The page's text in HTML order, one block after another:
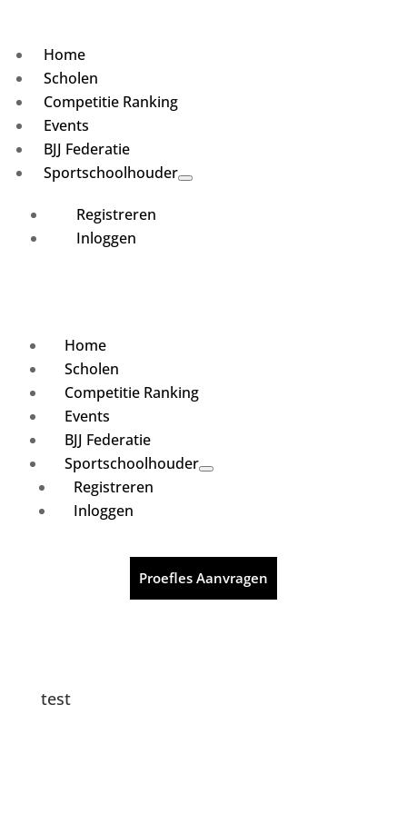
Home
Scholen
Competitie Ranking
Events
BJJ Federatie
Sportschoolhouder
Registreren
Inloggen
Home
Scholen
Competitie Ranking
Events
BJJ Federatie
Sportschoolhouder
Registreren
Inloggen
Proefles Aanvragen
test